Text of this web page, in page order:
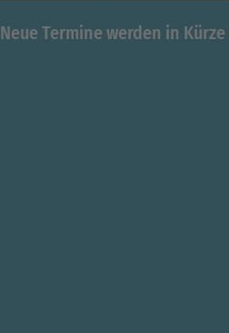
Neue Termine werden in